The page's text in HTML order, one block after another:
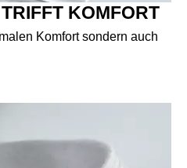
KOMFORT
Komfort sondern auch